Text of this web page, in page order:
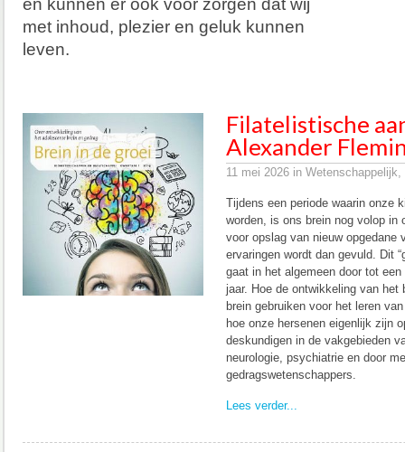
met inhoud, plezier en geluk kunnen
leven.
Filatelistische
Alexander
11 mei 2026 in Wetenschappelijk,
Tijdens een periode waarin onze
worden, is ons brein nog volop in
voor opslag van nieuw opgedane
ervaringen wordt dan gevuld. Dit
gaat in het algemeen door tot
jaar. Hoe de ontwikkeling van het
brein gebruiken voor het leren
hoe onze hersenen eigenlijk zijn
deskundigen in de vakgebieden
neurologie, psychiatrie en door
gedragswetenschappers.
Lees verder...